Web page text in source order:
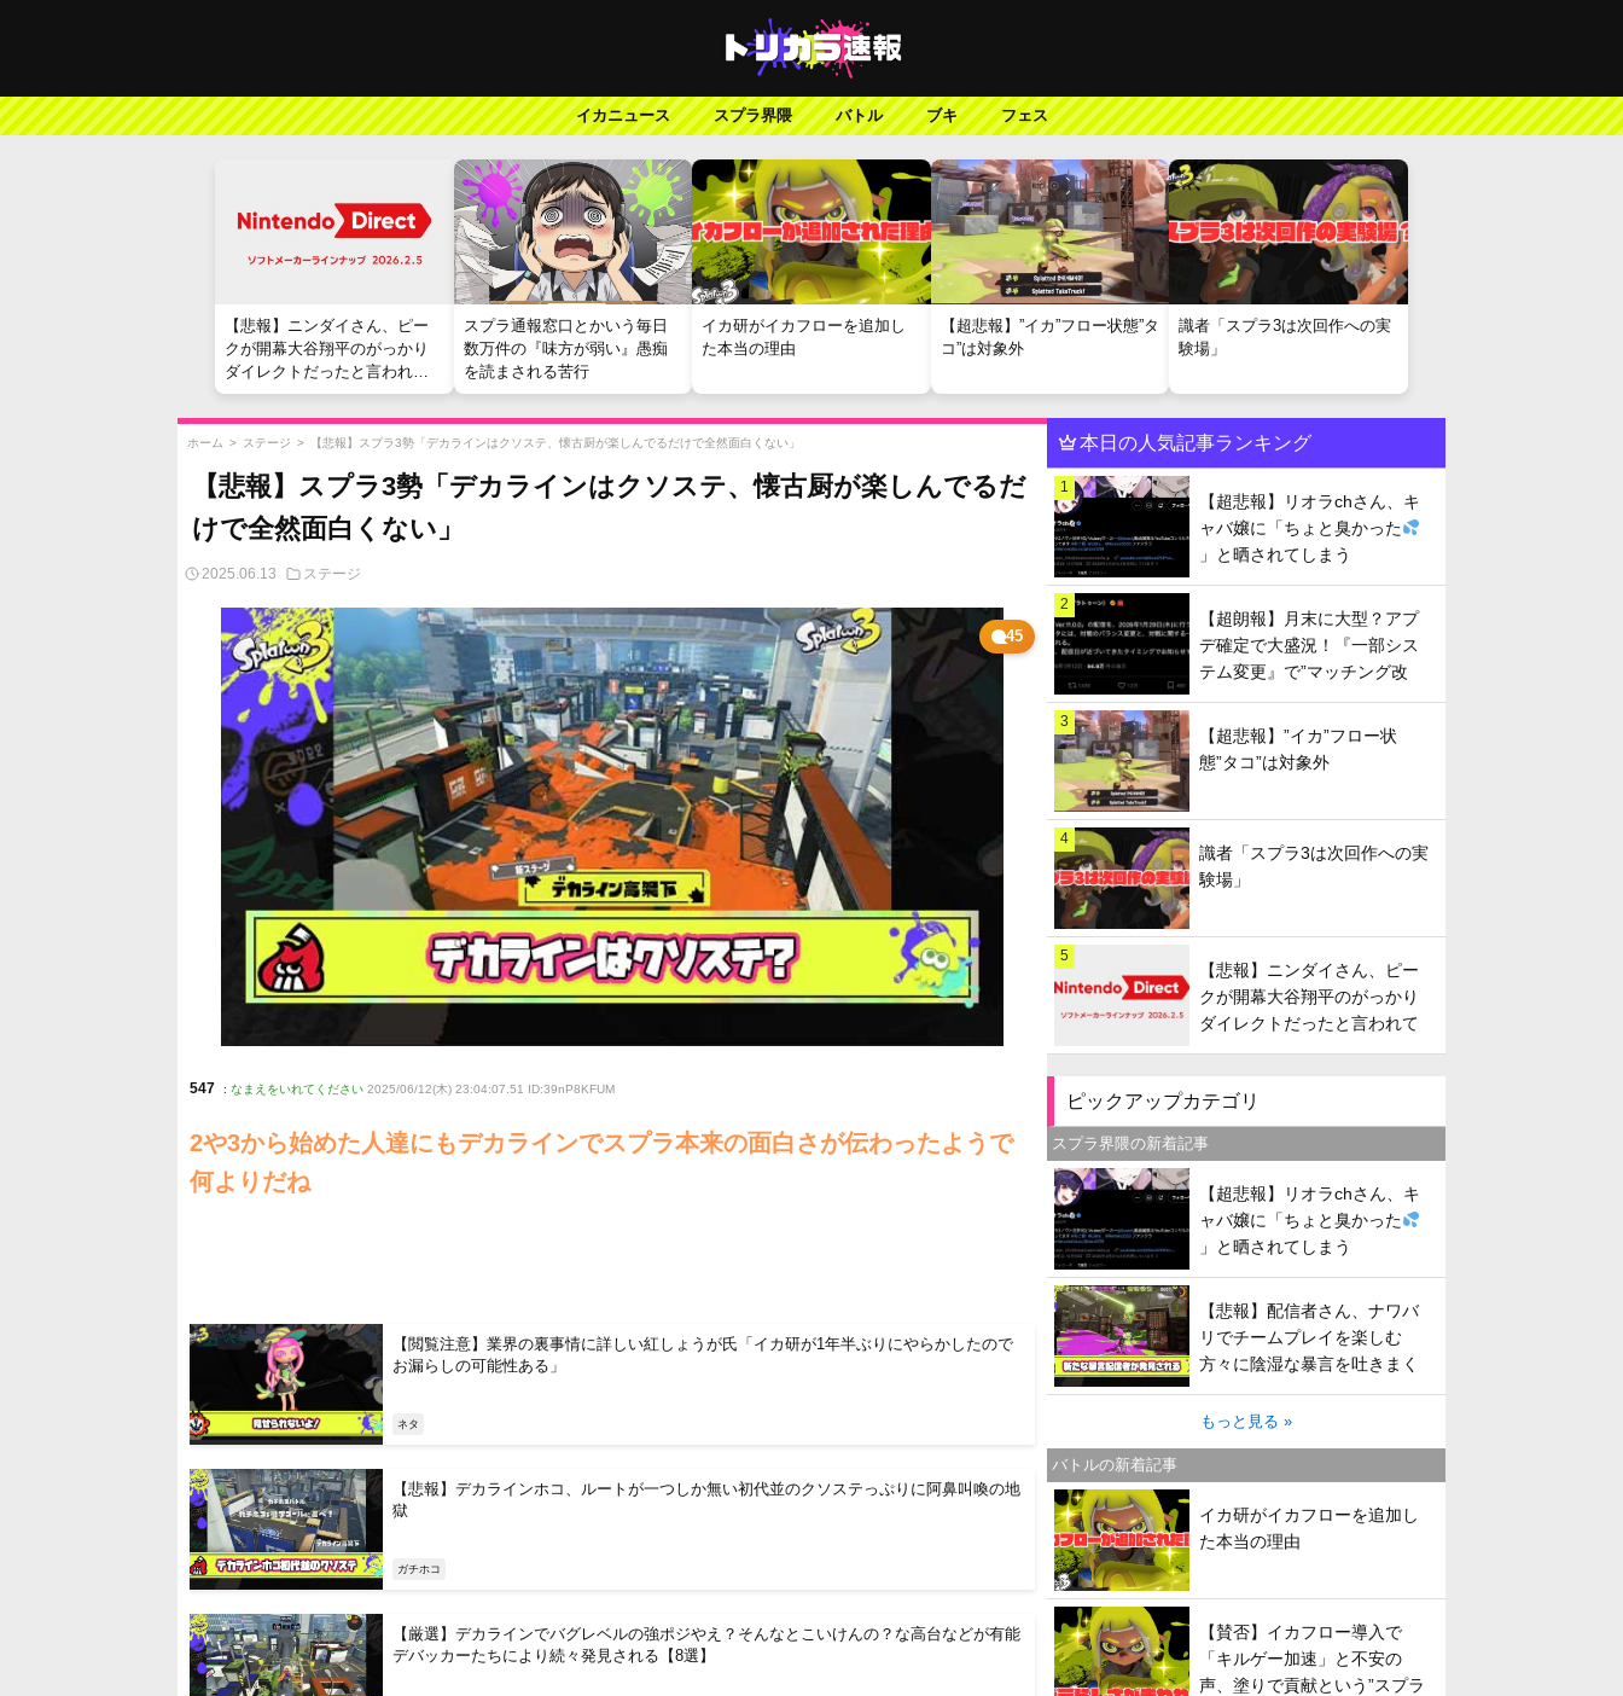
イカニュース スプラ界隈 バトル ブキ フェス
【悲報】ニンダイさん、ピー
クが開幕大谷翔平のがっかり
ダイレクトだったと言われて
しまう
スプラ通報窓口とかいう毎日
数万件の『味方が弱い』愚痴
を読まされる苦行
イカ研がイカフローを追加し
た本当の理由
【超悲報】”イカ”フロー状態”タ
コ”は対象外
識者「スプラ3は次回作への実
験場」
ホーム > ステージ > 【悲報】スプラ3勢「デカラインはクソステ、懐古厨が楽しんでるだけで全然面白くない」
【悲報】スプラ3勢「デカラインはクソステ、懐古厨が楽しんでるだ
けで全然面白くない」
2025.06.13 ステージ
45
547 : なまえをいれてください 2025/06/12(木) 23:04:07.51 ID:39nP8KFUM
2や3から始めた人達にもデカラインでスプラ本来の面白さが伝わったようで
何よりだね
【閲覧注意】業界の裏事情に詳しい紅しょうが氏「イカ研が1年半ぶりにやらかしたので
お漏らしの可能性ある」
ネタ
【悲報】デカラインホコ、ルートが一つしか無い初代並のクソステっぷりに阿鼻叫喚の地
獄
ガチホコ
【厳選】デカラインでバグレベルの強ポジやえ？そんなとこいけんの？な高台などが有能
デバッカーたちにより続々発見される【8選】
本日の人気記事ランキング
1
【超悲報】リオラchさん、キ
ャバ嬢に「ちょと臭かった
」と晒されてしまう
2
【超朗報】月末に大型？アプ
デ確定で大盛況！『一部シス
テム変更』で”マッチング改
善”への期待が高まる
3
【超悲報】”イカ”フロー状
態”タコ”は対象外
4
識者「スプラ3は次回作への実
験場」
5
【悲報】ニンダイさん、ピー
クが開幕大谷翔平のがっかり
ダイレクトだったと言われて
しまう
ピックアップカテゴリ
スプラ界隈の新着記事
【超悲報】リオラchさん、キ
ャバ嬢に「ちょと臭かった
」と晒されてしまう
【悲報】配信者さん、ナワバ
リでチームプレイを楽しむ
方々に陰湿な暴言を吐きまく
ってしまう
もっと見る »
バトルの新着記事
イカ研がイカフローを追加し
た本当の理由
【賛否】イカフロー導入で
「キルゲー加速」と不安の
声、塗りで貢献という”スプラ